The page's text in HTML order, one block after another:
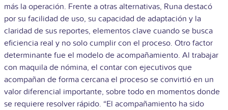
más la operación. Frente a otras alternativas, Runa destacó
por su facilidad de uso, su capacidad de adaptación y la
claridad de sus reportes, elementos clave cuando se busca
eficiencia real y no solo cumplir con el proceso. Otro factor
determinante fue el modelo de acompañamiento. Al trabajar
con maquila de nómina, el contar con ejecutivos que
acompañan de forma cercana el proceso se convirtió en un
valor diferencial importante, sobre todo en momentos donde
se requiere resolver rápido. “El acompañamiento ha sido